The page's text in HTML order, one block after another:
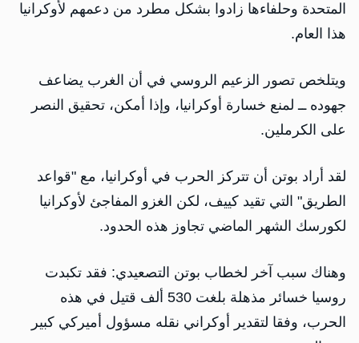
المتحدة وحلفاءها زادوا بشكل مطرد من دعمهم لأوكرانيا
هذا العام.
ويتلخص تصور الزعيم الروسي في أن الغرب يضاعف
جهوده ــ لمنع خسارة أوكرانيا، وإذا أمكن، تحقيق النصر
على الكرملين.
لقد أراد بوتن أن تتركز الحرب في أوكرانيا، مع "قواعد
الطريق" التي تقيد كييف، لكن الغزو المفاجئ لأوكرانيا
لكورسك الشهر الماضي تجاوز هذه الحدود.
وهناك سبب آخر لخطاب بوتن التصعيدي: فقد تكبدت
روسيا خسائر مذهلة بلغت 530 ألف قتيل في هذه
الحرب، وفقا لتقدير أوكراني نقله مسؤول أميركي كبير